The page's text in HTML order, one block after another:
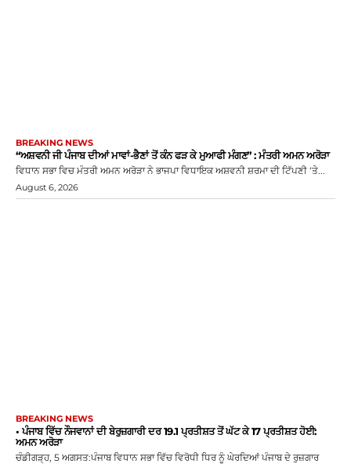
BREAKING NEWS
“ਅਸ਼ਵਨੀ ਜੀ ਪੰਜਾਬ ਦੀਆਂ ਮਾਵਾਂ-ਭੈਣਾਂ ਤੋਂ ਕੰਨ ਫੜ ਕੇ ਮੁਆਫੀ ਮੰਗਣ” : ਮੰਤਰੀ ਅਮਨ ਅਰੋੜਾ
ਵਿਧਾਨ ਸਭਾ ਵਿਚ ਮੰਤਰੀ ਅਮਨ ਅਰੋੜਾ ਨੇ ਭਾਜਪਾ ਵਿਧਾਇਕ ਅਸ਼ਵਨੀ ਸ਼ਰਮਾ ਦੀ ਟਿੱਪਣੀ ‘ਤੇ...
August 6, 2026
BREAKING NEWS
• ਪੰਜਾਬ ਵਿੱਚ ਨੌਜਵਾਨਾਂ ਦੀ ਬੇਰੁਜ਼ਗਾਰੀ ਦਰ 19.1 ਪ੍ਰਤੀਸ਼ਤ ਤੋਂ ਘੱਟ ਕੇ 17 ਪ੍ਰਤੀਸ਼ਤ ਹੋਈ:
ਅਮਨ ਅਰੋੜਾ
ਚੰਡੀਗੜ੍ਹ, 5 ਅਗਸਤ:ਪੰਜਾਬ ਵਿਧਾਨ ਸਭਾ ਵਿੱਚ ਵਿਰੋਧੀ ਧਿਰ ਨੂੰ ਘੇਰਦਿਆਂ ਪੰਜਾਬ ਦੇ ਰੁਜ਼ਗਾਰ